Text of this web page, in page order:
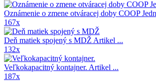
Oznámenie o zmene otváracej doby COOP
167x
Deň matiek spojený s MDŽ Artikel ...
132x
Veľkokapacitný kontajner. Artikel ...
187x